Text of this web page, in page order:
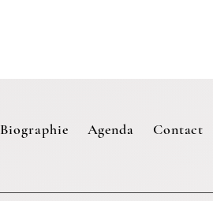
Biographie Agenda Contact